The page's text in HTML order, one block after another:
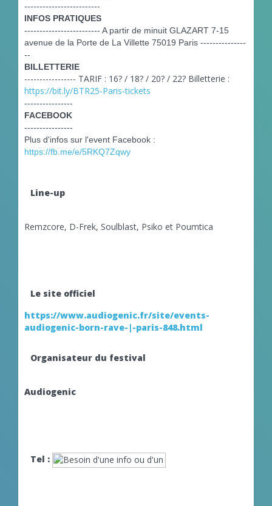
-------------------------
INFOS PRATIQUES
------------------------- A partir de minuit GLAZART 7-15
avenue de la Porte de La Villette 75019 Paris ---------------
--
BILLETTERIE
----------------- TARIF : 16? / 18? / 20? / 22? Billetterie :
https://bit.ly/BTR25-Paris-tickets
----------------
FACEBOOK
----------------
Plus d'infos sur l'event Facebook :
https://fb.me/e/5RKQ7Zqwy
Line-up
Remzcore, D-Frek, Soulblast, Psiko et Poumtica
Le site officiel
https://www.audiogenic.fr/site/events-
audiogenic-born-rave-|-paris-848.html
Organisateur du festival
Audiogenic
Tel :